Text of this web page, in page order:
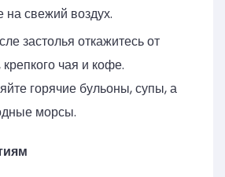
на свежий воздух.
застолья откажитесь от
крепкого чая и кофе.
горячие бульоны, супы, а
морсы.